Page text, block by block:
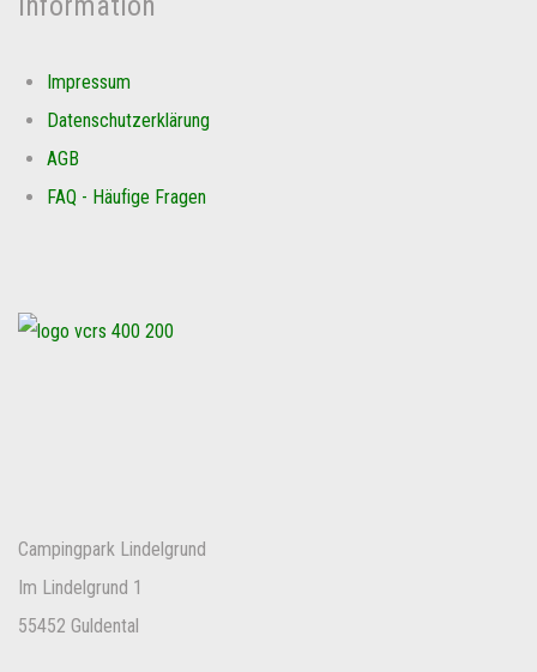
Impressum
Datenschutzerklärung
AGB
FAQ - Häufige Fragen
Campingpark Lindelgrund
Im Lindelgrund 1
55452 Guldental